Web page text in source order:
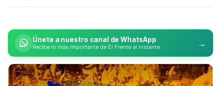
Únete a nuestro canal de WhatsApp
Recibe lo más importante de El Frente al instante →